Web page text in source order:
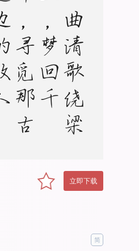
一
曲
清
歌
绕
梁
上
，
梦
回
千
年
，
寻
觅
那
古
道
边
的
故
人
影
立即下载
简